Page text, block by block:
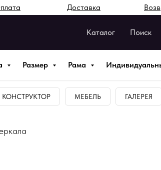
Доставка
Каталог Поиск
Размер Рама
КОНСТРУКТОР МЕБЕЛЬ ГАЛЕРЕЯ